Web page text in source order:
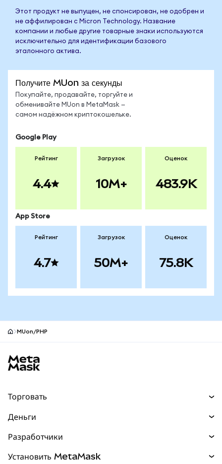
Этот продукт не выпущен, не спонсирован, не одобрен и
не аффилирован с Micron Technology. Название
компании и любые другие товарные знаки используются
исключительно для идентификации базового
эталонного актива.
Получите MUon за секунды
Покупайте, продавайте, торгуйте и
обменивайте MUon в MetaMask —
самом надёжном криптокошельке.
Google Play
Рейтинг
4.4
Загрузок
10M+
Оценок
483.9K
App Store
Рейтинг
4.7
Загрузок
50M+
Оценок
75.8K
MUon/PHP
Торговать
Прогнозы
Перпы НОВИНКА
Деньги
Разработчики
Установить MetaMask